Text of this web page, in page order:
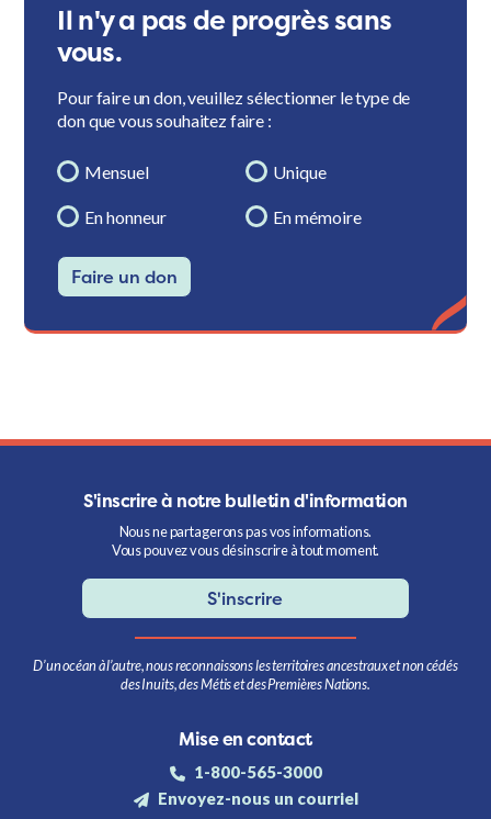
Il n'y a pas de progrès sans
vous.
Pour faire un don, veuillez sélectionner le type de
don que vous souhaitez faire :
Mensuel Unique
En honneur En mémoire
Faire un don
S'inscrire à notre bulletin d'information
Nous ne partagerons pas vos informations.
Vous pouvez vous désinscrire à tout moment.
S'inscrire
D’un océan à l’autre, nous reconnaissons les territoires ancestraux et non cédés
des Inuits, des Métis et des Premières Nations.
Mise en contact
1-800-565-3000
Envoyez-nous un courriel